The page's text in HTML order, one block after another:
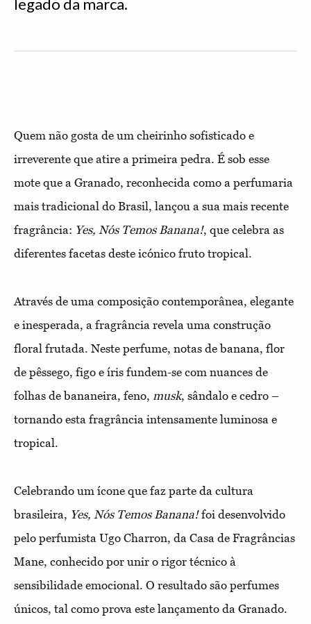
legado da marca.
Quem não gosta de um cheirinho sofisticado e
irreverente que atire a primeira pedra. É sob esse
mote que a Granado, reconhecida como a perfumaria
mais tradicional do Brasil, lançou a sua mais recente
fragrância: Yes, Nós Temos Banana!, que celebra as
diferentes facetas deste icónico fruto tropical.
Através de uma composição contemporânea, elegante
e inesperada, a fragrância revela uma construção
floral frutada. Neste perfume, notas de banana, flor
de pêssego, figo e íris fundem-se com nuances de
folhas de bananeira, feno, musk, sândalo e cedro –
tornando esta fragrância intensamente luminosa e
tropical.
Celebrando um ícone que faz parte da cultura
brasileira, Yes, Nós Temos Banana!foi desenvolvido
pelo perfumista Ugo Charron, da Casa de Fragrâncias
Mane, conhecido por unir o rigor técnico à
sensibilidade emocional. O resultado são perfumes
únicos, tal como prova este lançamento da Granado.